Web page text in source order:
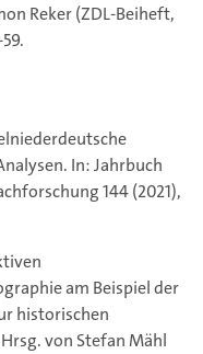
Reker (ZDL-Beiheft,
In: Jahrbuch
144 (2021),
am Beispiel der
historischen
von Stefan Mähl